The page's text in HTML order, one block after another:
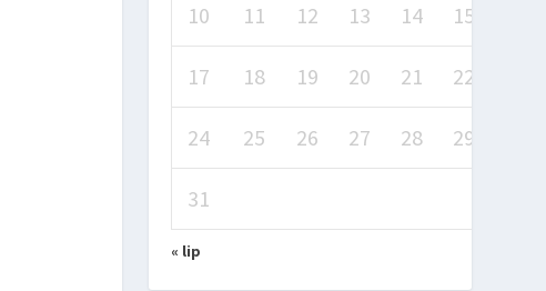
10 11 12 13 14 15
17 18 19 20 21 22
24 25 26 27 28 29
31
« lip